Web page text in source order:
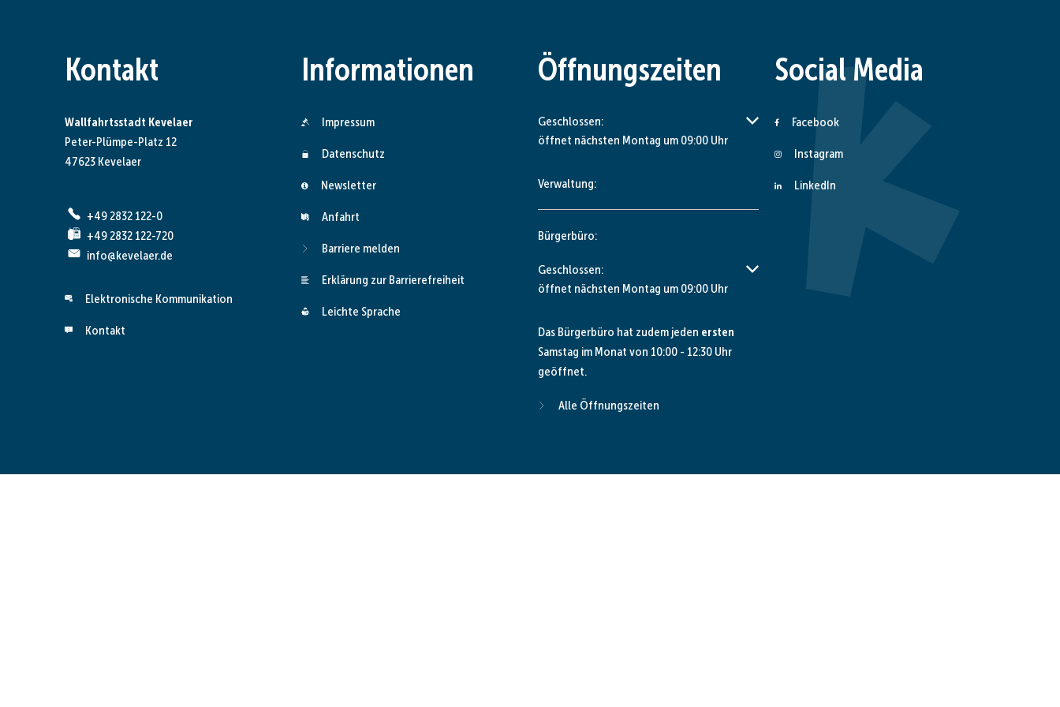
Kontakt
Wallfahrtsstadt Kevelaer
Peter-Plümpe-Platz 12
47623 Kevelaer
+49 2832 122-0
+49 2832 122-720
info@kevelaer.de
Elektronische Kommunikation
Kontakt
Informationen
Impressum
Datenschutz
Newsletter
Anfahrt
Barriere melden
Erklärung zur Barrierefreiheit
Leichte Sprache
Öffnungszeiten
Klicken, um weitere Öffnungs- oder Schließzeiten auszublenden
Geschlossen:
öffnet nächsten Montag um 09:00 Uhr
Verwaltung:
Bürgerbüro:
Klicken, um weitere Öffnungs- oder Schließzeiten auszublenden
Geschlossen:
öffnet nächsten Montag um 09:00 Uhr
Das Bürgerbüro hat zudem jeden ersten
Samstag im Monat von 10:00 - 12:30 Uhr
geöffnet.
Alle Öffnungszeiten
Social Media
Facebook
Instagram
LinkedIn